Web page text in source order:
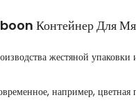
Контейнер Для
жестяной упаковки и
например,